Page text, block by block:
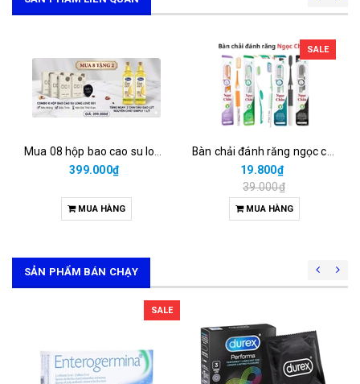
399.000₫
MUA HÀNG
SALE
19.800₫
39.000₫
MUA HÀNG
SẢN PHẨM BÁN CHẠY
SALE